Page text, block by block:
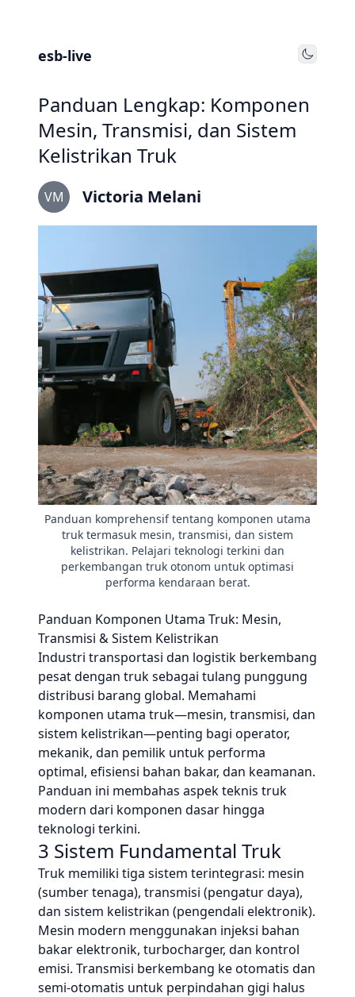
esb-live Toggle
Panduan Lengkap: Komponen
Mesin, Transmisi, dan Sistem
Kelistrikan Truk
VM Victoria Melani
Panduan komprehensif tentang komponen utama
truk termasuk mesin, transmisi, dan sistem
kelistrikan. Pelajari teknologi terkini dan
perkembangan truk otonom untuk optimasi
performa kendaraan berat.
Panduan Komponen Utama Truk: Mesin,
Transmisi & Sistem Kelistrikan
Industri transportasi dan logistik berkembang
pesat dengan truk sebagai tulang punggung
distribusi barang global. Memahami
komponen utama truk—mesin, transmisi, dan
sistem kelistrikan—penting bagi operator,
mekanik, dan pemilik untuk performa
optimal, efisiensi bahan bakar, dan keamanan.
Panduan ini membahas aspek teknis truk
modern dari komponen dasar hingga
teknologi terkini.
3 Sistem Fundamental Truk
Truk memiliki tiga sistem terintegrasi: mesin
(sumber tenaga), transmisi (pengatur daya),
dan sistem kelistrikan (pengendali elektronik).
Mesin modern menggunakan injeksi bahan
bakar elektronik, turbocharger, dan kontrol
emisi. Transmisi berkembang ke otomatis dan
semi-otomatis untuk perpindahan gigi halus